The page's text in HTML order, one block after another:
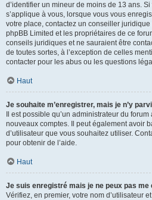
d’identifier un mineur de moins de 13 ans.
s’applique à vous, lorsque vous vous
votre place, contactez un conseiller
phpBB Limited et les propriétaires de ce
conseils juridiques et ne sauraient être
de toutes sortes, à l’exception de celles
contacter pour les abus ou les questions
Haut
Je souhaite m’enregistrer, mais je n’y
Il est possible qu’un administrateur du
nouveaux comptes. Il peut également avoir
d’utilisateur que vous souhaitez utiliser.
pour obtenir de l’aide.
Haut
Je suis enregistré mais je ne peux pas me
Vérifiez, en premier, votre nom d’utilisateur